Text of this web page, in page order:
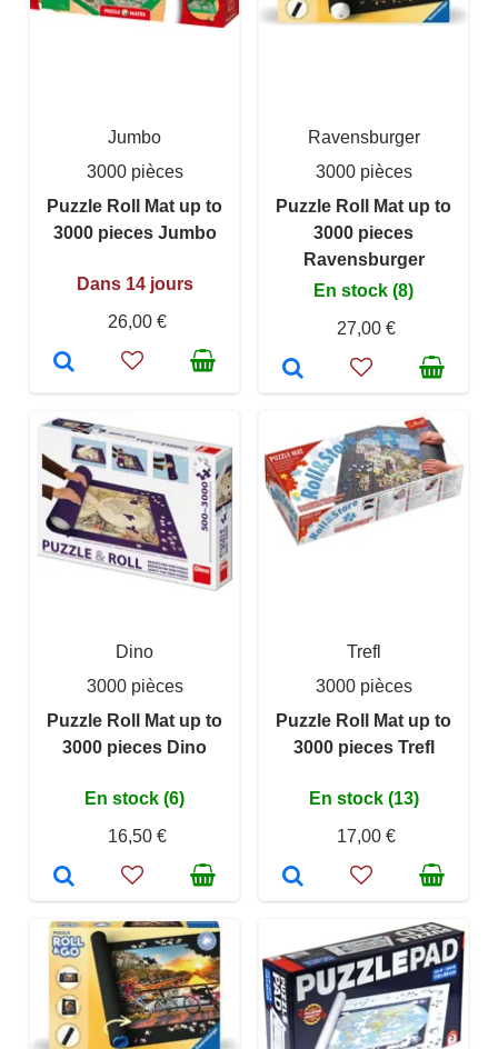
Jumbo
3000 pièces
Puzzle Roll Mat up to
3000 pieces Jumbo
Dans 14 jours
26,00 €
Ravensburger
3000 pièces
Puzzle Roll Mat up to
3000 pieces
Ravensburger
En stock (8)
27,00 €
Dino
3000 pièces
Puzzle Roll Mat up to
3000 pieces Dino
En stock (6)
16,50 €
Trefl
3000 pièces
Puzzle Roll Mat up to
3000 pieces Trefl
En stock (13)
17,00 €